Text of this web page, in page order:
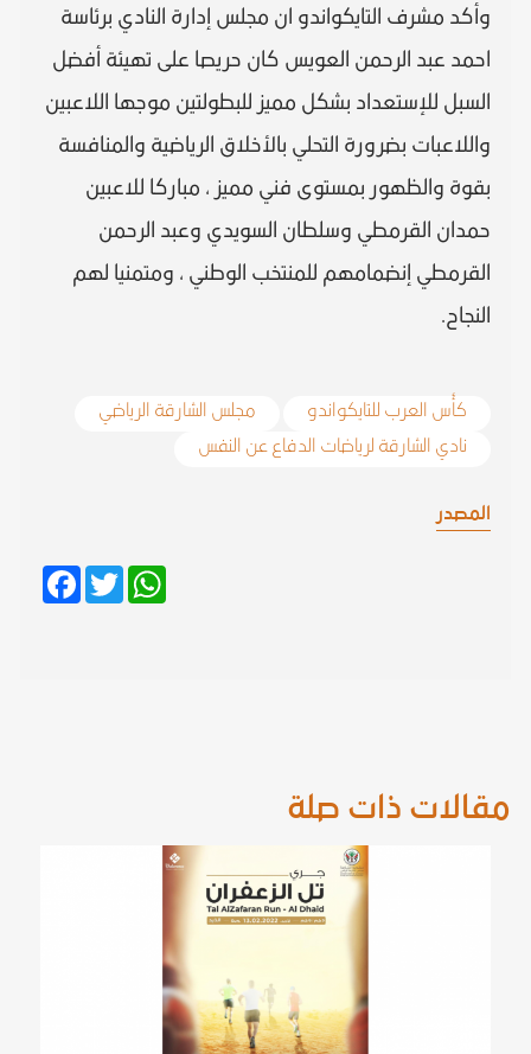
مقالات ذات صلة
وأكد مشرف التايكواندو ان مجلس إدارة النادي برئاسة
احمد عبد الرحمن العويس كان حريصا على تهيئة أفضل
السبل للإستعداد بشكل مميز للبطولتين موجها اللاعبين
واللاعبات بضرورة التحلي بالأخلاق الرياضية والمنافسة
بقوة والظهور بمستوى فني مميز ، مباركا للاعبين
حمدان القرمطي وسلطان السويدي وعبد الرحمن
القرمطي إنضمامهم للمنتخب الوطني ، ومتمنيا لهم
النجاح.
كأس العرب للتايكواندو
مجلس الشارقة الرياضي
نادي الشارقة لرياضات الدفاع عن النفس
المصدر
Facebook
Twitter